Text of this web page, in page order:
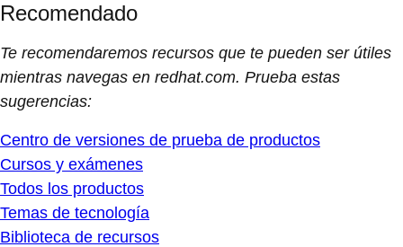
Recomendado
Te recomendaremos recursos que te pueden ser útiles
mientras navegas en redhat.com. Prueba estas
sugerencias:
Centro de versiones de prueba de productos
Cursos y exámenes
Todos los productos
Temas de tecnología
Biblioteca de recursos